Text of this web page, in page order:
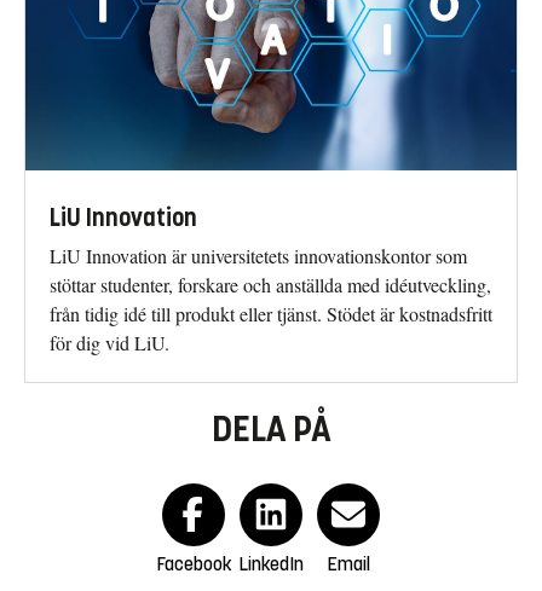
LiU Innovation
LiU Innovation är universitetets innovationskontor som
stöttar studenter, forskare och anställda med idéutveckling,
från tidig idé till produkt eller tjänst. Stödet är kostnadsfritt
för dig vid LiU.
DELA PÅ
Facebook LinkedIn Email